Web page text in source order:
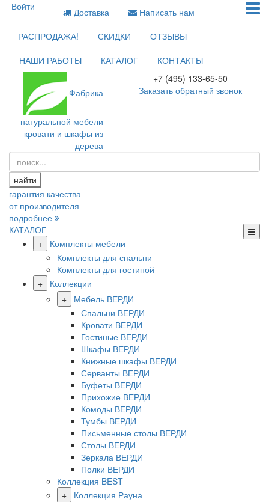
Войти Доставка
Написать нам
РАСПРОДАЖА!
СКИДКИ
ОТЗЫВЫ
НАШИ РАБОТЫ
КАТАЛОГ КОНТАКТЫ
Фабрика
натуральной мебели
кровати и шкафы из
дерева
+7 (495) 133-65-50
Заказать обратный звонок
найти
гарантия качества
от производителя
подробнее
КАТАЛОГ
+
Комплекты мебели
Комплекты для спальни
Комплекты для гостиной
+
Коллекции
+
Мебель ВЕРДИ
Спальни ВЕРДИ
Кровати ВЕРДИ
Гостиные ВЕРДИ
Шкафы ВЕРДИ
Книжные шкафы ВЕРДИ
Серванты ВЕРДИ
Буфеты ВЕРДИ
Прихожие ВЕРДИ
Комоды ВЕРДИ
Тумбы ВЕРДИ
Письменные столы ВЕРДИ
Столы ВЕРДИ
Зеркала ВЕРДИ
Полки ВЕРДИ
Коллекция BEST
+
Коллекция Рауна